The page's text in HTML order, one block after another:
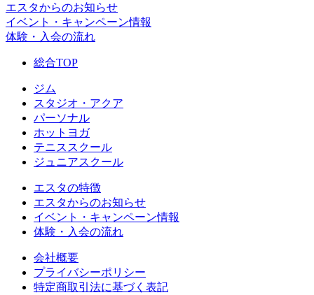
エスタからのお知らせ
イベント・キャンペーン情報
体験・入会の流れ
総合TOP
ジム
スタジオ・アクア
パーソナル
ホットヨガ
テニススクール
ジュニアスクール
エスタの特徴
エスタからのお知らせ
イベント・キャンペーン情報
体験・入会の流れ
会社概要
プライバシーポリシー
特定商取引法に基づく表記